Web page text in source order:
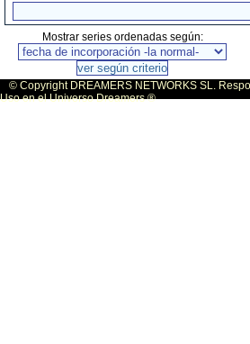
Mostrar series ordenadas según:
© Copyright DREAMERS NETWORKS SL.
Uso en el Universo Dreamers ®